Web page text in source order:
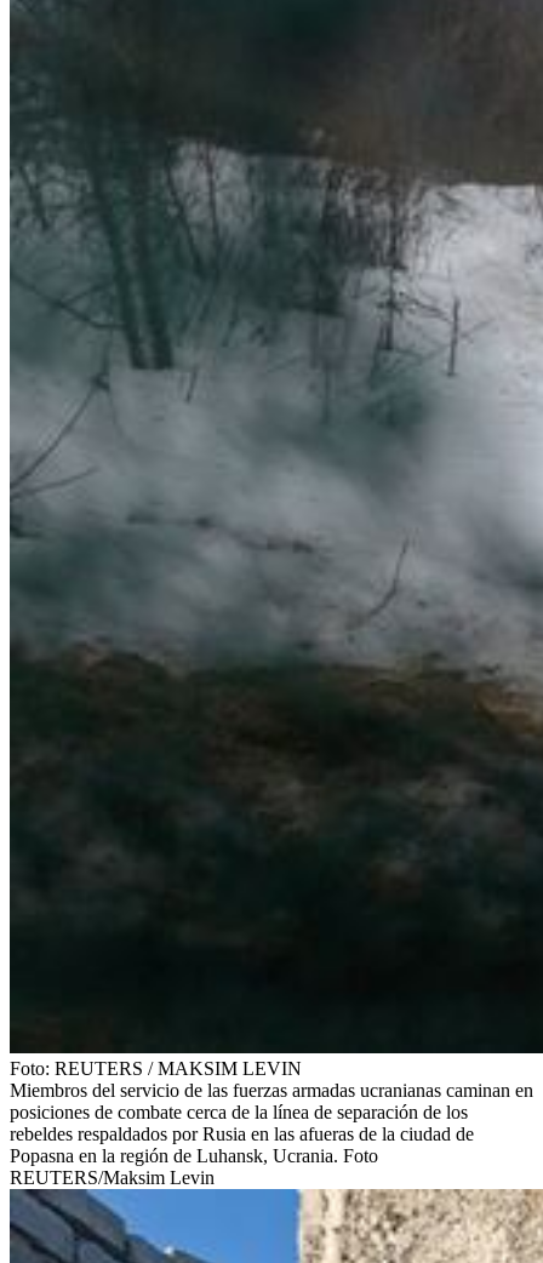
Foto: REUTERS /MAKSIM LEVIN
Miembros del servicio de las fuerzas armadas ucranianas caminan en
posiciones de combate cerca de la línea de separación de los
rebeldes respaldados por Rusia en las afueras de la ciudad de
Popasna en la región de Luhansk, Ucrania. Foto
REUTERS/Maksim Levin